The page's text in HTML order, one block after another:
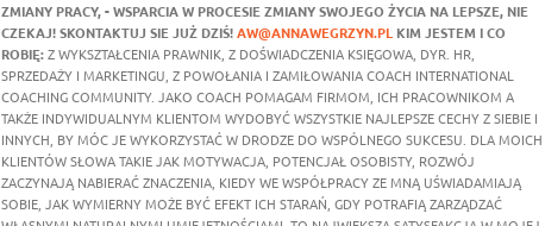
ZMIANY PRACY,- WSPARCIA W PROCESIE ZMIANY SWOJEGO ŻYCIA NA LEPSZE, NIE
CZEKAJ! SKONTAKTUJ SIE JUŻ DZIŚ!AW@ANNAWEGRZYN.PL KIM JESTEM I CO
ROBIĘ:Z WYKSZTAŁCENIA PRAWNIK, Z DOŚWIADCZENIA KSIĘGOWA, DYR. HR,
SPRZEDAŻY I MARKETINGU, Z POWOŁANIA I ZAMIŁOWANIA COACH INTERNATIONAL
COACHING COMMUNITY. JAKO COACH POMAGAM FIRMOM, ICH PRACOWNIKOM A
TAKŻE INDYWIDUALNYM KLIENTOM WYDOBYĆ WSZYSTKIE NAJLEPSZE CECHY Z SIEBIE I
INNYCH, BY MÓC JE WYKORZYSTAĆ W DRODZE DO WSPÓLNEGO SUKCESU. DLA MOICH
KLIENTÓW SŁOWA TAKIE JAK MOTYWACJA, POTENCJAŁ OSOBISTY, ROZWÓJ
ZACZYNAJĄ NABIERAĆ ZNACZENIA, KIEDY WE WSPÓŁPRACY ZE MNĄ UŚWIADAMIAJĄ
SOBIE, JAK WYMIERNY MOŻE BYĆ EFEKT ICH STARAŃ, GDY POTRAFIĄ ZARZĄDZAĆ